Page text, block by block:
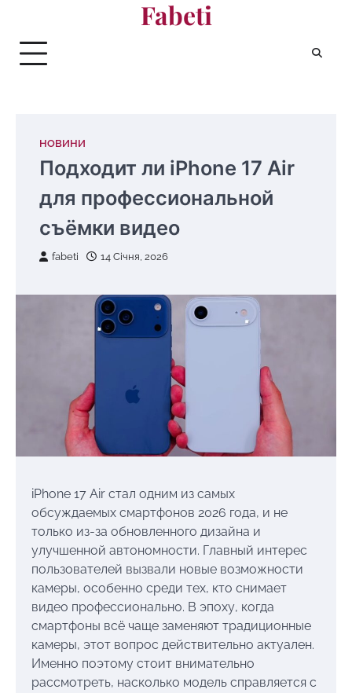
вмісту
Fabeti
НОВИНИ
Подходит ли iPhone 17 Air
для профессиональной
съёмки видео
fabeti 14 Січня, 2026
iPhone 17 Air стал одним из самых
обсуждаемых смартфонов 2026 года, и не
только из-за обновленного дизайна и
улучшенной автономности. Главный интерес
пользователей вызвали новые возможности
камеры, особенно среди тех, кто снимает
видео профессионально. В эпоху, когда
смартфоны всё чаще заменяют традиционные
камеры, этот вопрос действительно актуален.
Именно поэтому стоит внимательно
рассмотреть, насколько модель справляется с